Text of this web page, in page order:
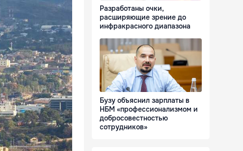
Разработаны очки,
расширяющие зрение до
инфракрасного диапазона
Бузу объяснил зарплаты в
НБМ «профессионализмом и
добросовестностью
сотрудников»